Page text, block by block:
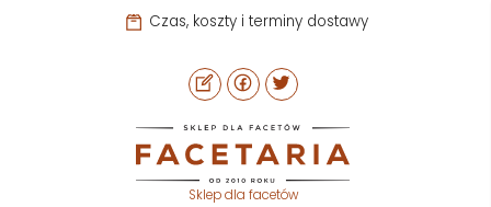
Czas, koszty i terminy dostawy
Sklep dla facetów